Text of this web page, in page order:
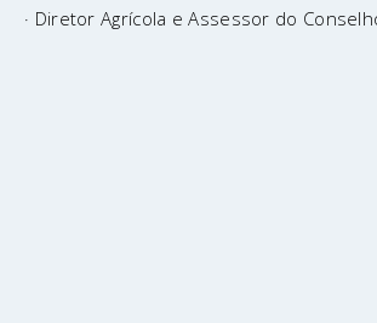
· Diretor Agrícola e Assessor do